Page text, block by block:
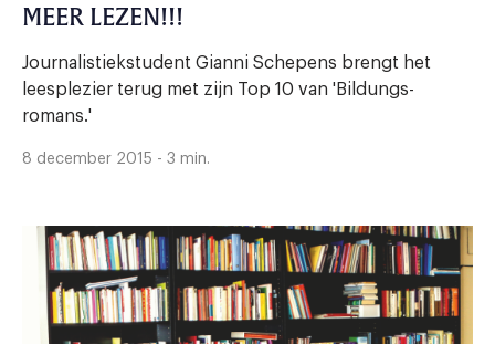
MEER LEZEN!!!
Journalistiekstudent Gianni Schepens brengt het
leesplezier terug met zijn Top 10 van 'Bildungs-
romans.'
8 december 2015 - 3 min.